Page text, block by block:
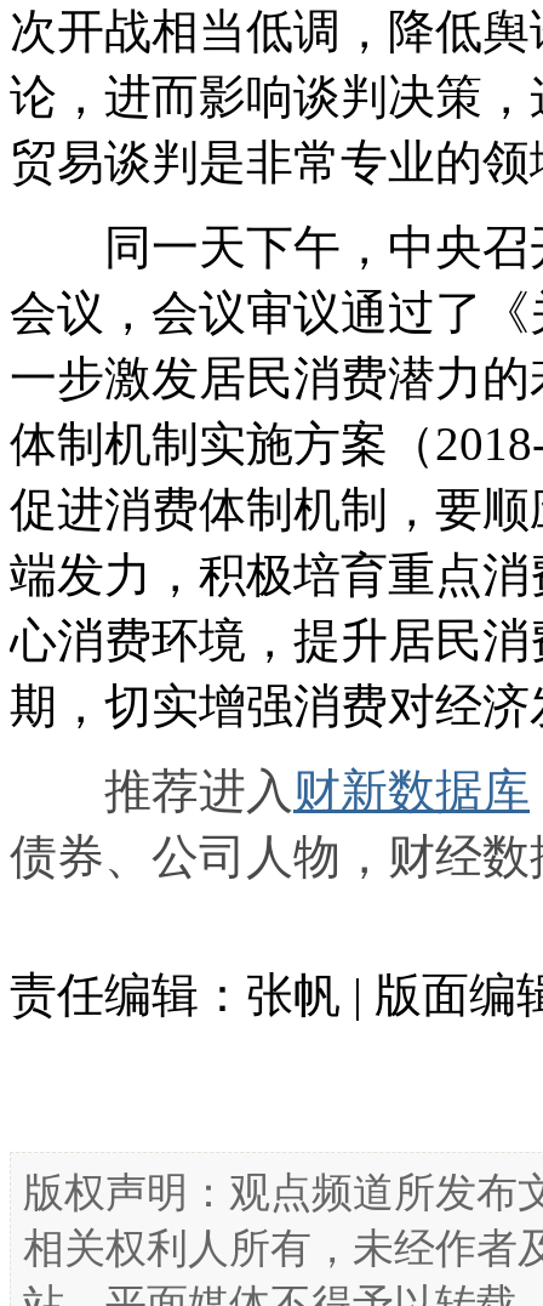
次开战相当低调，降低
论，进而影响谈判决策
贸易谈判是非常专业的领
同一天下午，中央召
会议，会议审议通过了
一步激发居民消费潜力
体制机制实施方案（
促进消费体制机制，要
端发力，积极培育重点
心消费环境，提升居民
期，切实增强消费对经
推荐进入 财新数据库
债券、公司人物，财经
责任编辑：张帆 | 版面编
版权声明：观点频道所发布
相关权利人所有，未经作者